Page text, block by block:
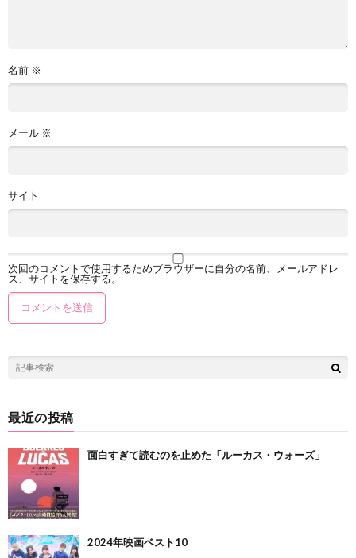
名前 ※
メール ※
サイト
次回のコメントで使用するためブラウザーに自分の名前、メールアドレ
ス、サイトを保存する。
最近の投稿
面白すぎて読むのを止めた「ルーカス・ウォーズ」
2024年映画ベスト10